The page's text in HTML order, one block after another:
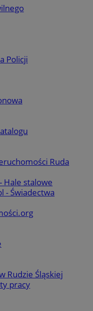
Policji
Ruda
Hale stalowe
- Świadectwa
Rudzie Śląskiej
pracy